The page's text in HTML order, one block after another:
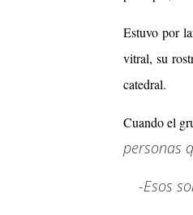
Estuvo por
vitral, su
catedral.
Cuando el
personas
-Esos